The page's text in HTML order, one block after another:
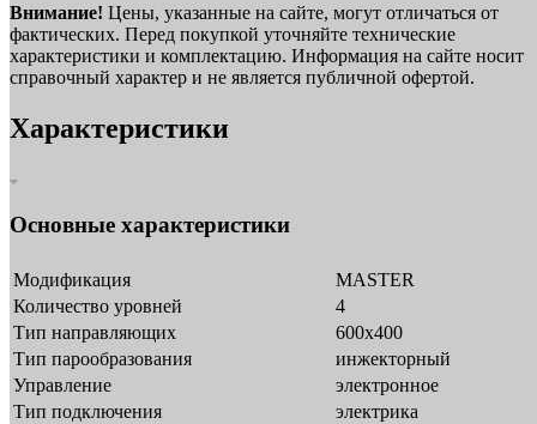
Внимание! Цены, указанные на сайте, могут отличаться от
фактических. Перед покупкой уточняйте технические
характеристики и комплектацию. Информация на сайте носит
справочный характер и не является публичной офертой.
Характеристики
Основные характеристики
Модификация
MASTER
Количество уровней
4
Тип направляющих
600х400
Тип парообразования
инжекторный
Управление
электронное
Тип подключения
электрика